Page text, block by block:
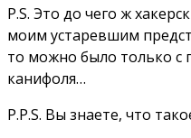
P.S. Это до чего ж
моим устаревшим
то можно было только
канифоля…
P.P.S. Вы знаете, что